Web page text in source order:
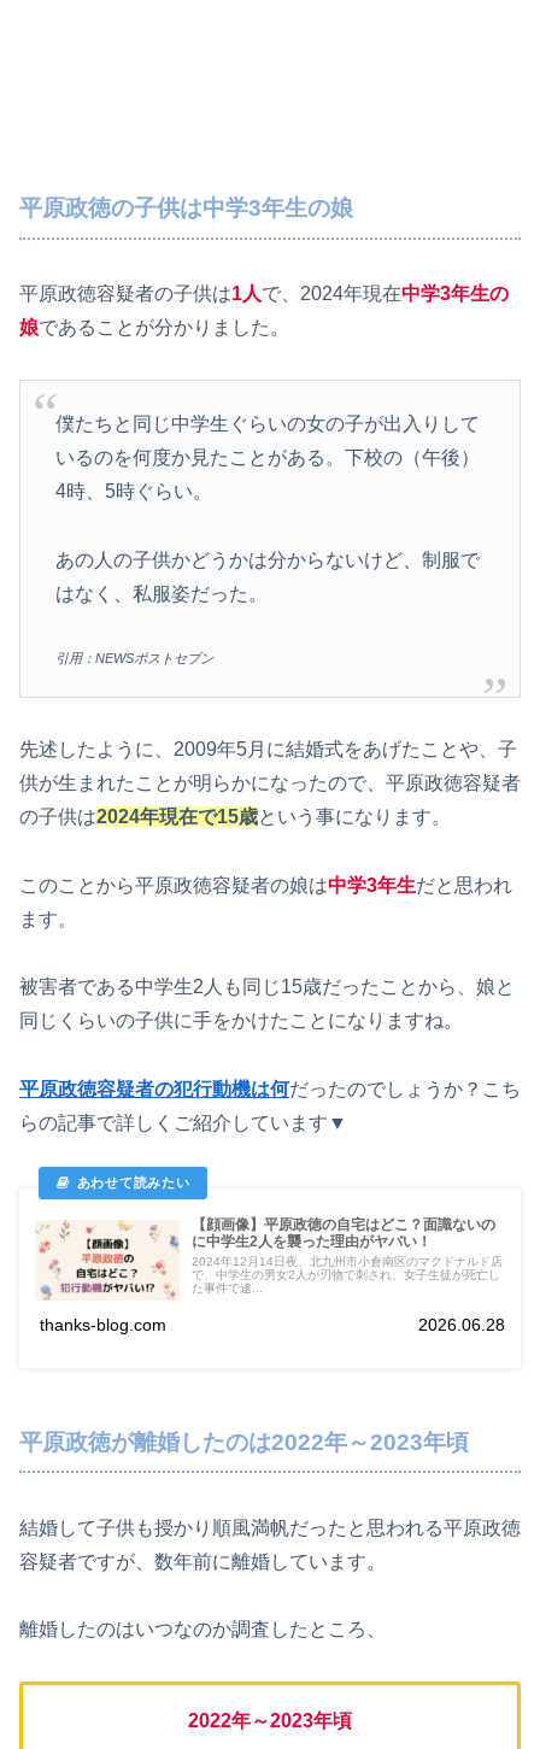
平原政徳の子供は中学3年生の娘
平原政徳容疑者の子供は1人で、2024年現在中学3年生の
娘であることが分かりました。
僕たちと同じ中学生ぐらいの女の子が出入りして
いるのを何度か見たことがある。下校の（午後）
4時、5時ぐらい。
あの人の子供かどうかは分からないけど、制服で
はなく、私服姿だった。
引用：NEWSポストセブン
先述したように、2009年5月に結婚式をあげたことや、子
供が生まれたことが明らかになったので、平原政徳容疑者
の子供は2024年現在で15歳という事になります。
このことから平原政徳容疑者の娘は中学3年生だと思われ
ます。
被害者である中学生2人も同じ15歳だったことから、娘と
同じくらいの子供に手をかけたことになりますね。
平原政徳容疑者の犯行動機は何だったのでしょうか？こち
らの記事で詳しくご紹介しています▼
【顔画像】平原政徳の自宅はどこ？面識ないの
に中学生2人を襲った理由がヤバい！
2024年12月14日夜、北九州市小倉南区のマクドナルド店
で、中学生の男女2人が刃物で刺され、女子生徒が死亡し
た事件で逮...
thanks-blog.com 2026.06.28
平原政徳が離婚したのは2022年～2023年頃
結婚して子供も授かり順風満帆だったと思われる平原政徳
容疑者ですが、数年前に離婚しています。
離婚したのはいつなのか調査したところ、
2022年～2023年頃